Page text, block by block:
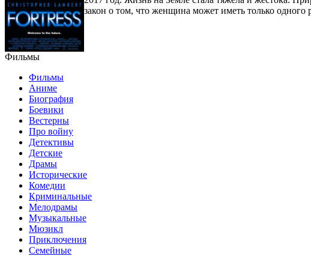
закон о том, что женщина может иметь только одного
Фильмы
Фильмы
Аниме
Биография
Боевики
Вестерны
Про войну
Детективы
Детские
Драмы
Исторические
Комедии
Криминальные
Мелодрамы
Музыкальные
Мюзикл
Приключения
Семейные